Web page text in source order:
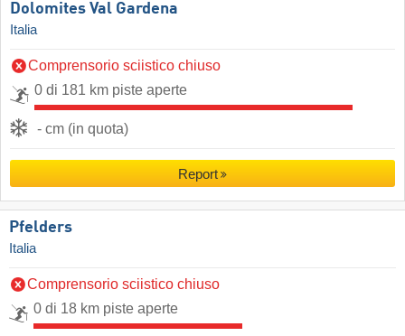
Dolomites Val Gardena
Italia
Comprensorio sciistico chiuso
0 di 181 km piste aperte
- cm (in quota)
Report
Pfelders
Italia
Comprensorio sciistico chiuso
0 di 18 km piste aperte